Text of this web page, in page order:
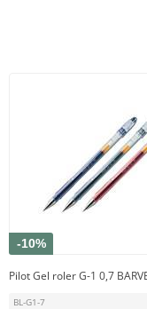
-10%
Pilot Gel roler G-1 0,7
BL-G1-7